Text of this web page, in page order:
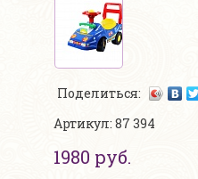
Поделиться:
Артикул: 87 394
1980 руб.